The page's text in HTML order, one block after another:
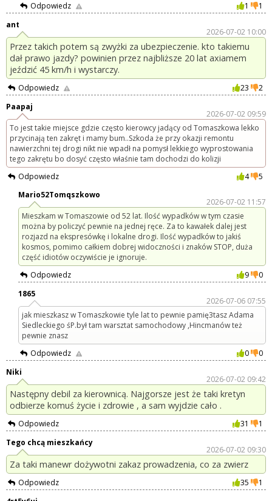
Odpowiedz
1
1
ant
2026-07-02 10:00
Przez takich potem są zwyżki za ubezpieczenie. kto takiemu
dał prawo jazdy? powinien przez najbliższe 20 lat axiamem
jeździć 45 km/h i wystarczy.
Odpowiedz 23
2
Paapaj
2026-07-02 09:59
To jest takie miejsce gdzie często kierowcy jadący od Tomaszkowa lekko
przycinają ten zakręt i mamy bum..Szkoda że przy okazji remontu
nawierzchni tej drogi nikt nie wpadł na pomysł lekkiego wyprostowania
tego zakrętu bo dosyć często właśnie tam dochodzi do kolizji
Odpowiedz
4
5
Mario52Tomqszkowo
2026-07-02 11:57
Mieszkam w Tomaszowie od 52 lat. Ilość wypadków w tym czasie
można by policzyć pewnie na jednej ręce. Za to kawałek dalej jest
rozjazd na ekspresówkę i lokalne drogi. Ilość wypadków to jakiś
kosmos, pomimo całkiem dobrej widoczności i znaków STOP, duża
część idiotów oczywiście je ignoruje.
Odpowiedz
9
0
1865
2026-07-06 07:55
jak mieszkasz w Tomaszkowie tyle lat to pewnie pamię3tasz Adama
Siedleckiego śP.był tam warsztat samochodowy ,Hincmanów też
pewnie znasz
Odpowiedz
0
0
Niki
2026-07-02 09:42
Następny debil za kierownicą. Najgorsze jest że taki kretyn
odbierze komuś życie i zdrowie , a sam wyjdzie cało .
Odpowiedz 31
1
Tego chcą mieszkańcy
2026-07-02 09:30
Za taki manewr dożywotni zakaz prowadzenia, co za zwierz
Odpowiedz 35
1